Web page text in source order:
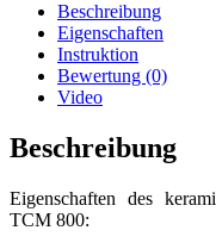
Beschreibung
Eigenschaften
Instruktion
Bewertung (0)
Video
Beschreibung
Eigenschaften des
TCM 800: